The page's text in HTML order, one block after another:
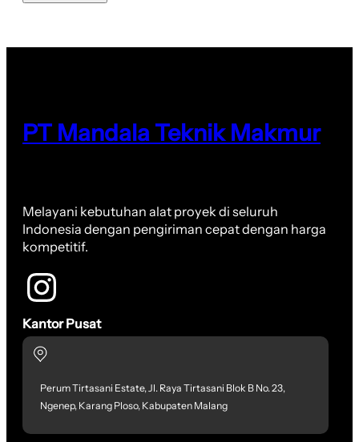
PT Mandala Teknik Makmur
Melayani kebutuhan alat proyek di seluruh
Indonesia dengan pengiriman cepat dengan harga
kompetitif.
Kantor Pusat
Perum Tirtasani Estate, Jl. Raya Tirtasani Blok B No. 23,
Ngenep, Karang Ploso, Kabupaten Malang